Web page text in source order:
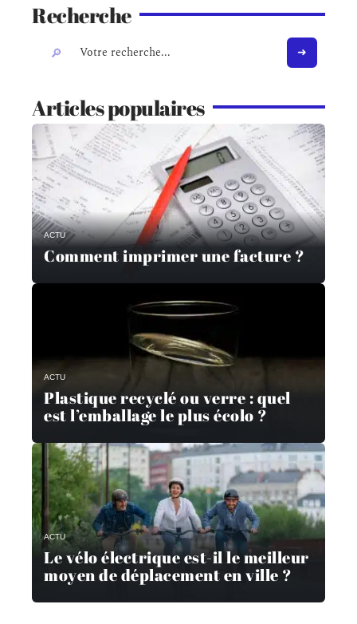
Recherche
Articles populaires
ACTU
Comment imprimer une facture ?
ACTU
Plastique recyclé ou verre : quel
est l’emballage le plus écolo ?
ACTU
Le vélo électrique est-il le meilleur
moyen de déplacement en ville ?